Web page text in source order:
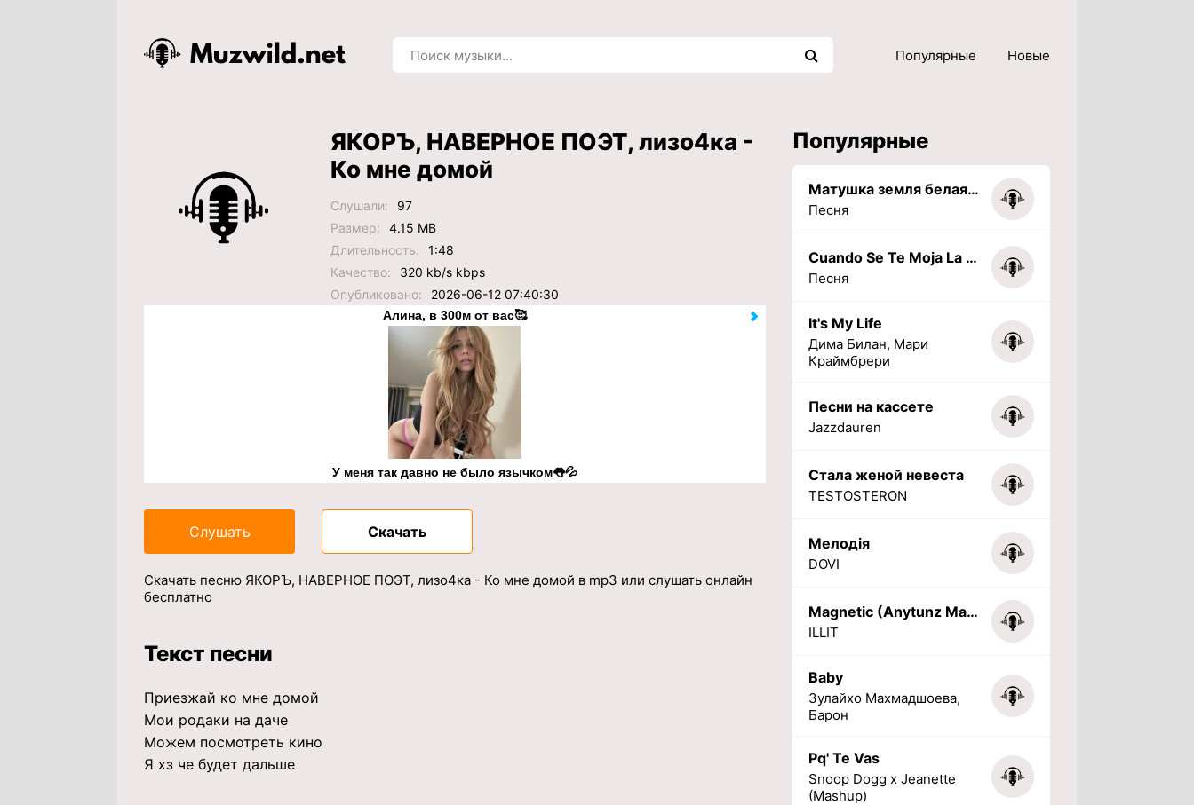
Популярные Новые
ЯКОРЪ, НАВЕРНОЕ ПОЭТ, лизо4ка -
Ко мне домой
Слушали:
97
Размер:
4.15 MB
Длительность:
1:48
Качество:
320 kb/s kbps
Опубликовано:
2026-06-12 07:40:30
Алина, в 300м от вас🥰
У меня так давно не было язычком👅💦
Слушать Скачать
Скачать песню ЯКОРЪ, НАВЕРНОЕ ПОЭТ, лизо4ка - Ко мне домой в mp3 или слушать онлайн
бесплатно
Текст песни
Приезжай ко мне домой
Мои родаки на даче
Можем посмотреть кино
Я хз че будет дальше
Популярные
Матушка земля белая березонька
Песня
Cuando Se Te Moja La Tarea (PHONK) (Slowed + Reverbed)
Песня
It's My Life
Дима Билан, Мари
Краймбрери
Песни на кассете
Jazzdauren
Стала женой невеста
TESTOSTERON
Мелодія
DOVI
Magnetic (Anytunz Marimba Ringtone)
ILLIT
Baby
Зулайхо Махмадшоева,
Барон
Pq' Te Vas
Snoop Dogg x Jeanette
(Mashup)